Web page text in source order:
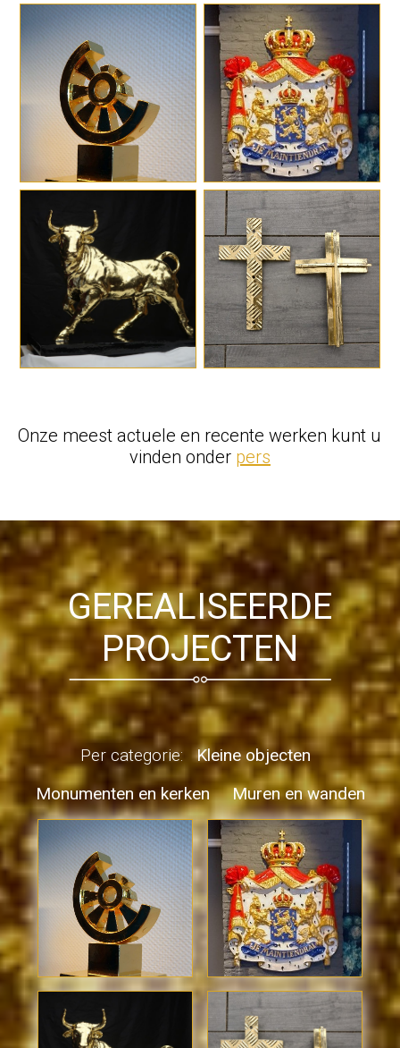
Onze meest actuele en recente werken kunt u
vinden onder pers
GEREALISEERDE
PROJECTEN
Per categorie:
Kleine objecten
Monumenten en kerken
Muren en wanden